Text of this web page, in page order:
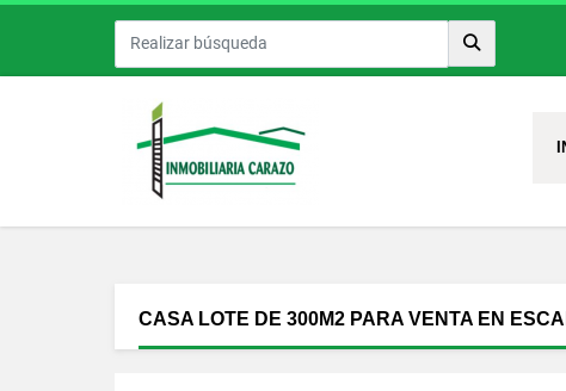
CASA LOTE DE 300M2 PARA VENTA EN